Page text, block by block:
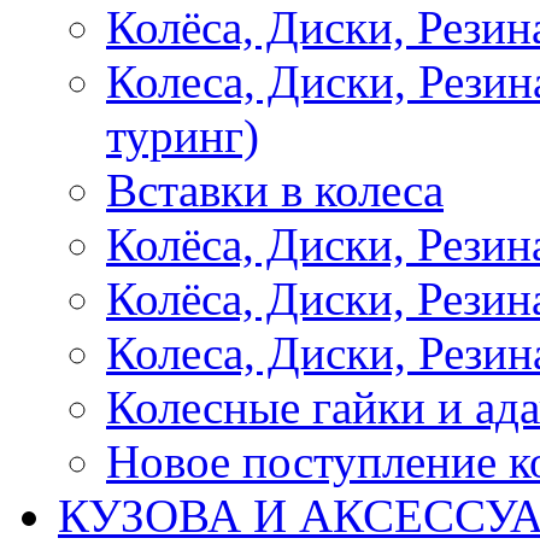
Колёса, Диски,
Колеса, Диски,
туринг)
Вставки в колеса
Колёса, Диски,
Колёса, Диски,
Колеса, Диски,
Колесные гайки и
Новое поступление
КУЗОВА И